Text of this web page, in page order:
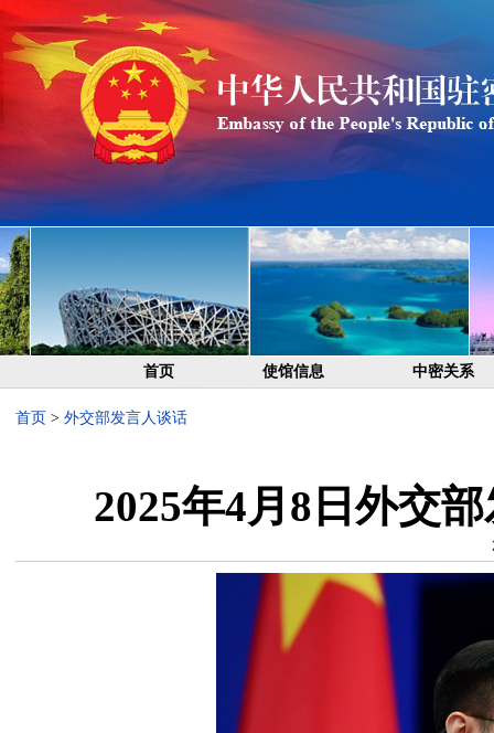
首页 使馆信息 中密关系
首页 > 外交部发言人谈话
2025年4月8日外交